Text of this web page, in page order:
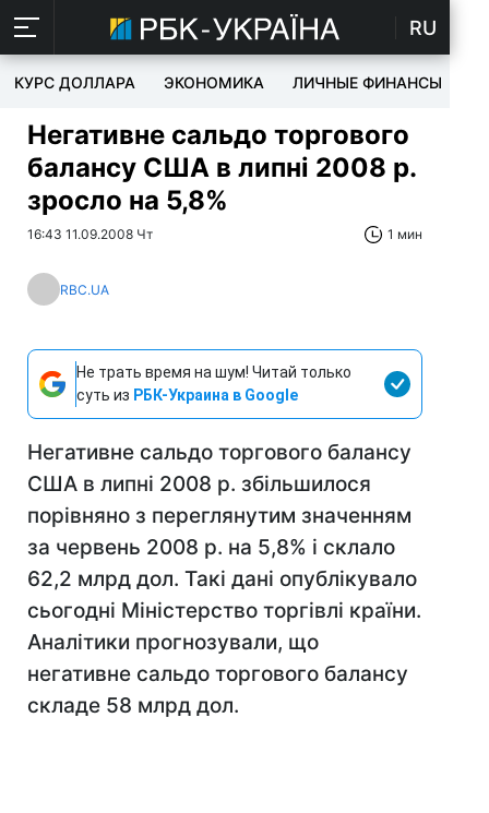
RU
КУРС ДОЛЛАРА ЭКОНОМИКА ЛИЧНЫЕ ФИНАНСЫ
Негативне сальдо торгового
балансу США в липні 2008 р.
зросло на 5,8%
16:43 11.09.2008 Чт 1 мин
RBC.UA
Не трать время на шум! Читай только
суть из РБК-Украина в Google
Негативне сальдо торгового балансу
США в липні 2008 р. збільшилося
порівняно з переглянутим значенням
за червень 2008 р. на 5,8% і склало
62,2 млрд дол. Такі дані опублікувало
сьогодні Міністерство торгівлі країни.
Аналітики прогнозували, що
негативне сальдо торгового балансу
складе 58 млрд дол.